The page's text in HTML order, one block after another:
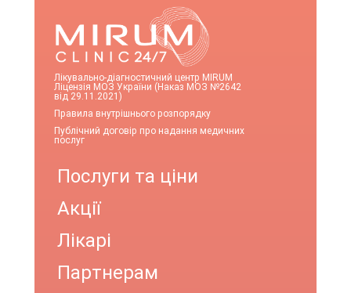
Лікувально-діагностичний центр MIRUM
Ліцензія МОЗ України (Наказ МОЗ №2642
від 29.11.2021)
Правила внутрішнього розпорядку
Публічний договір про надання медичних
послуг
Послуги та ціни
Акції
Лікарі
Партнерам